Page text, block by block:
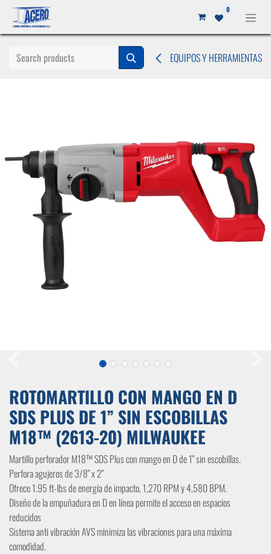
Ir al contenido 0
EQUIPOS Y HERRAMIENTAS
ROTOMARTILLO CON MANGO EN D
SDS PLUS DE 1” SIN ESCOBILLAS
M18™ (2613-20) MILWAUKEE
Martillo perforador M18™ SDS Plus con mango en D de 1" sin escobillas.
Perfora agujeros de 3/8" x 2"
Ofrece 1.95 ft-lbs de energía de impacto, 1,270 RPM y 4,580 BPM.
Diseño de la empuñadura en D en línea permite el acceso en espacios
reducidos
Sistema anti vibración AVS minimiza las vibraciones para una máxima
comodidad.